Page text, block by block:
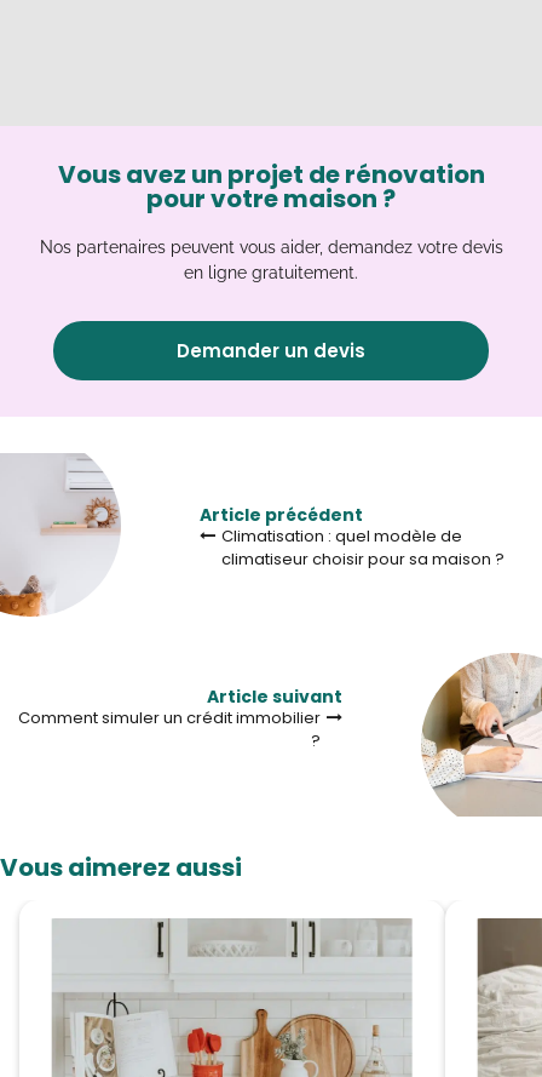
Vous avez un projet de rénovation
pour votre maison ?
Nos partenaires peuvent vous aider, demandez votre devis
en ligne gratuitement.
Demander un devis
Article précédent
Climatisation : quel modèle de
climatiseur choisir pour sa maison ?
Article suivant
Comment simuler un crédit immobilier
?
Vous aimerez aussi